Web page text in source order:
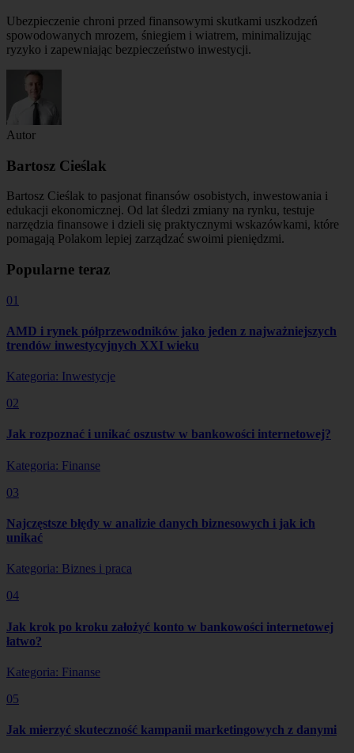
Ubezpieczenie chroni przed finansowymi skutkami uszkodzeń
spowodowanych mrozem, śniegiem i wiatrem, minimalizując
ryzyko i zapewniając bezpieczeństwo inwestycji.
Autor
Bartosz Cieślak
Bartosz Cieślak to pasjonat finansów osobistych, inwestowania i
edukacji ekonomicznej. Od lat śledzi zmiany na rynku, testuje
narzędzia finansowe i dzieli się praktycznymi wskazówkami, które
pomagają Polakom lepiej zarządzać swoimi pieniędzmi.
Popularne teraz
01
AMD i rynek półprzewodników jako jeden z najważniejszych
trendów inwestycyjnych XXI wieku
Kategoria: Inwestycje
02
Jak rozpoznać i unikać oszustw w bankowości internetowej?
Kategoria: Finanse
03
Najczęstsze błędy w analizie danych biznesowych i jak ich
unikać
Kategoria: Biznes i praca
04
Jak krok po kroku założyć konto w bankowości internetowej
łatwo?
Kategoria: Finanse
05
Jak mierzyć skuteczność kampanii marketingowych z danymi